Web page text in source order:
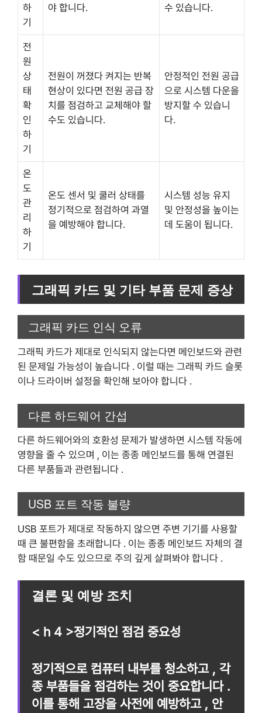
하
기
야 합니다.
수 있습니다.
전
원
상
태
확
인
하
기
전원이 꺼졌다 켜지는 반복
현상이 있다면 전원 공급 장
치를 점검하고 교체해야 할
수도 있습니다.
안정적인 전원 공급
으로 시스템 다운을
방지할 수 있습니
다.
온
도
관
리
하
기
온도 센서 및 쿨러 상태를
정기적으로 점검하여 과열
을 예방해야 합니다.
시스템 성능 유지
및 안정성을 높이는
데 도움이 됩니다.
그래픽 카드 및 기타 부품 문제 증상
그래픽 카드 인식 오류
그래픽 카드가 제대로 인식되지 않는다면 메인보드와 관련
된 문제일 가능성이 높습니다 . 이럴 때는 그래픽 카드 슬롯
이나 드라이버 설정을 확인해 보아야 합니다 .
다른 하드웨어 간섭
다른 하드웨어와의 호환성 문제가 발생하면 시스템 작동에
영향을 줄 수 있으며 , 이는 종종 메인보드를 통해 연결된
다른 부품들과 관련됩니다 .
USB 포트 작동 불량
USB 포트가 제대로 작동하지 않으면 주변 기기를 사용할
때 큰 불편함을 초래합니다 . 이는 종종 메인보드 자체의 결
함 때문일 수도 있으므로 주의 깊게 살펴봐야 합니다 .
결론 및 예방 조치
< h 4 >정기적인 점검 중요성
정기적으로 컴퓨터 내부를 청소하고 , 각
종 부품들을 점검하는 것이 중요합니다 .
이를 통해 고장을 사전에 예방하고 , 안